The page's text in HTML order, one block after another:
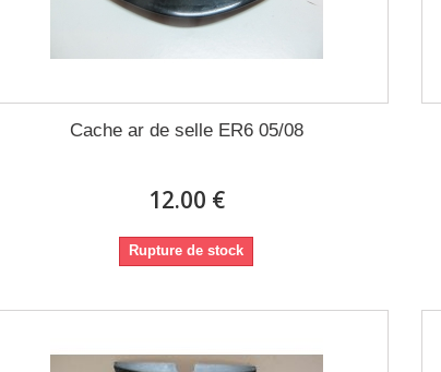
Cache ar de selle ER6 05/08
12.00 €
Rupture de stock